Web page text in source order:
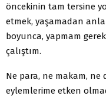
öncekinin tam tersine
etmek, yaşamadan
boyunca, yapmam
çalıştım.
Ne para, ne makam,
eylemlerime etken